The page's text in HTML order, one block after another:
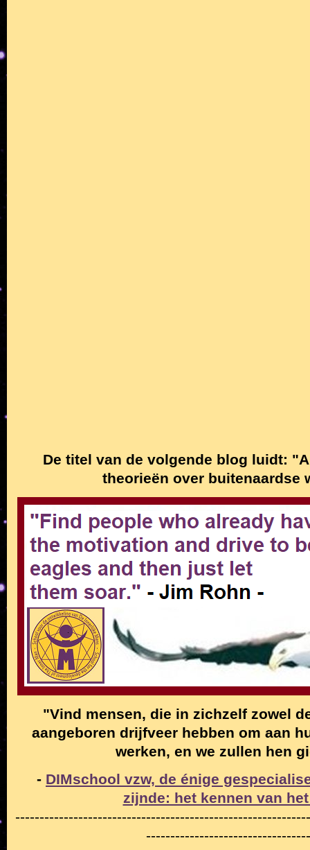
De titel van de volgende blog luidt:
theorieën over buitenaardse
"Vind mensen, die in zichzelf zowel
aangeboren drijfveer hebben om aan
werken, en we zullen hen
- DIMschool vzw, de énige
zijnde: het kennen van